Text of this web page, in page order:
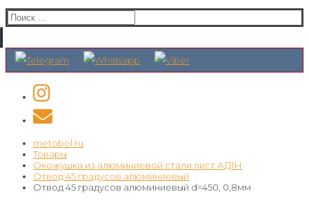
Искать:
metobol.ru
Товары
Окожушка из алюминиевой стали лист АД1Н
Отвод 45 градусов алюминиевый
Отвод 45 градусов алюминиевый d=450, 0,8мм